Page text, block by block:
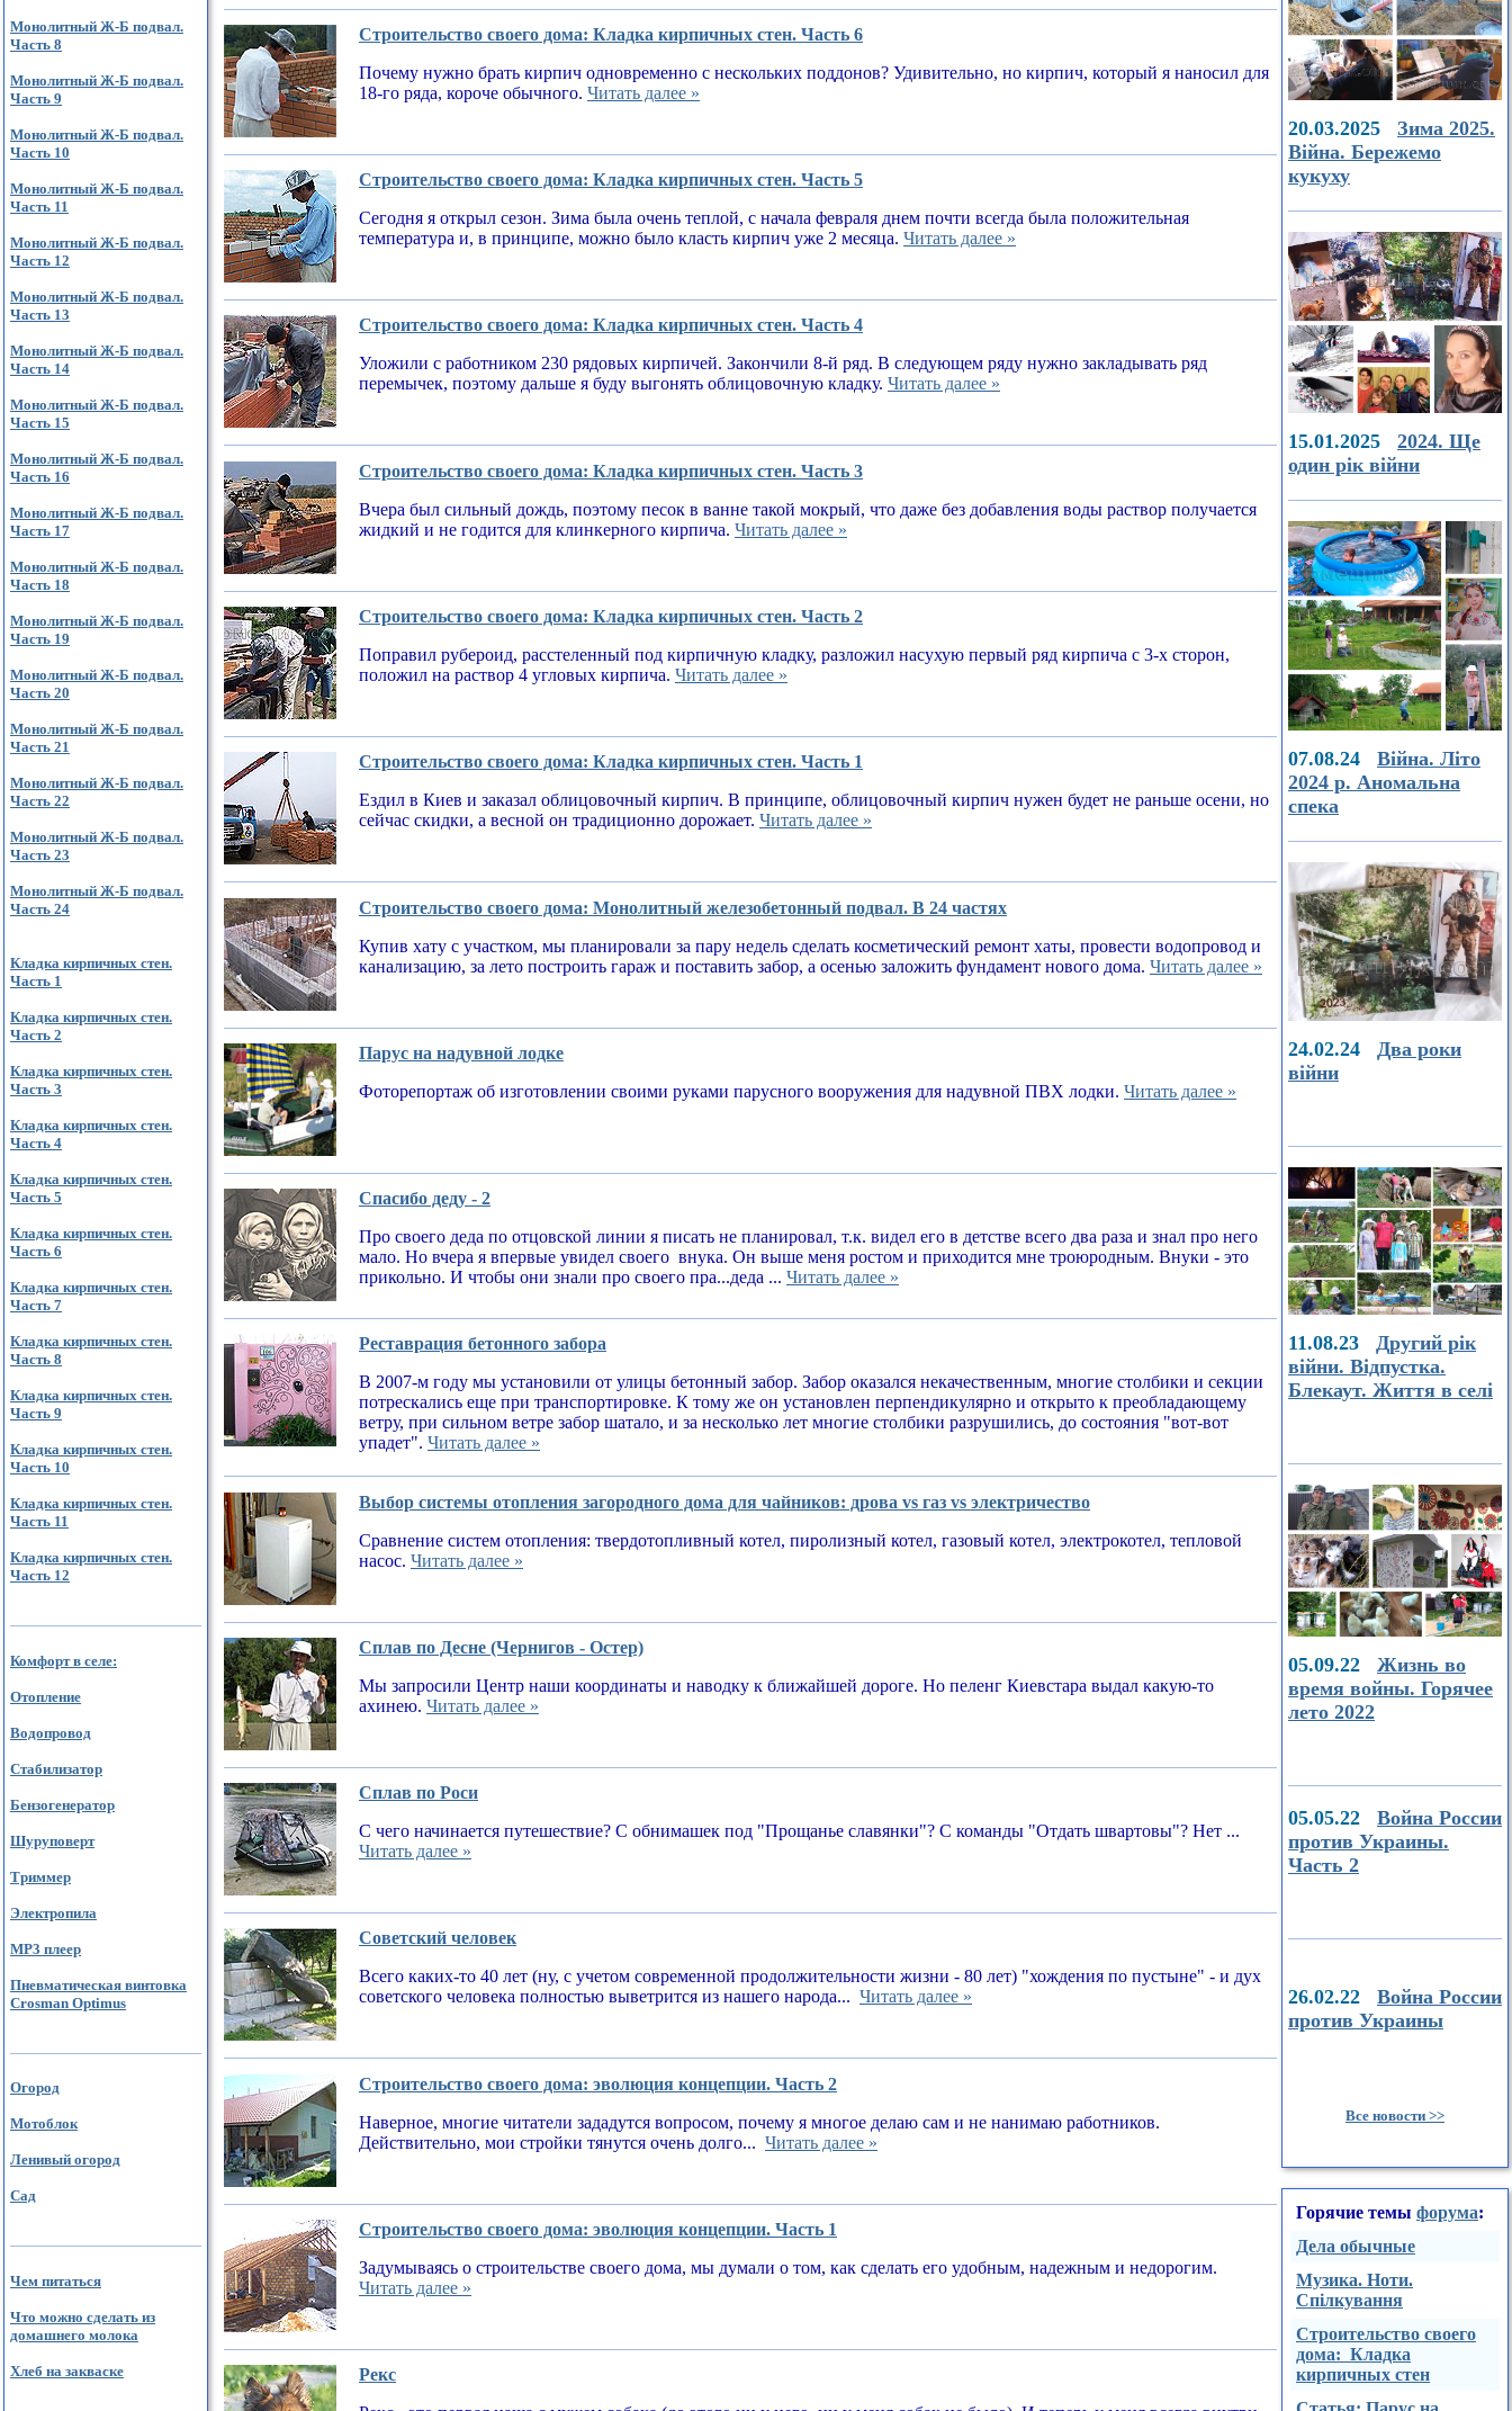
Монолитный Ж-Б подвал.
Часть 8
Монолитный Ж-Б подвал.
Часть 9
Монолитный Ж-Б подвал.
Часть 10
Монолитный Ж-Б подвал.
Часть 11
Монолитный Ж-Б подвал.
Часть 12
Монолитный Ж-Б подвал.
Часть 13
Монолитный Ж-Б подвал.
Часть 14
Монолитный Ж-Б подвал.
Часть 15
Монолитный Ж-Б подвал.
Часть 16
Монолитный Ж-Б подвал.
Часть 17
Монолитный Ж-Б подвал.
Часть 18
Монолитный Ж-Б подвал.
Часть 19
Монолитный Ж-Б подвал.
Часть 20
Монолитный Ж-Б подвал.
Часть 21
Монолитный Ж-Б подвал.
Часть 22
Монолитный Ж-Б подвал.
Часть 23
Монолитный Ж-Б подвал.
Часть 24
Кладка кирпичных стен.
Часть 1
Кладка кирпичных стен.
Часть 2
Кладка кирпичных стен.
Часть 3
Кладка кирпичных стен.
Часть 4
Кладка кирпичных стен.
Часть 5
Кладка кирпичных стен.
Часть 6
Кладка кирпичных стен.
Часть 7
Кладка кирпичных стен.
Часть 8
Кладка кирпичных стен.
Часть 9
Кладка кирпичных стен.
Часть 10
Кладка кирпичных стен.
Часть 11
Кладка кирпичных стен.
Часть 12
Комфорт в селе:
Отопление
Водопровод
Стабилизатор
Бензогенератор
Шуруповерт
Триммер
Электропила
MP3 плеер
Пневматическая винтовка
Crosman Optimus
Огород
Мотоблок
Ленивый огород
Сад
Чем питаться
Что можно сделать из
домашнего молока
Хлеб на закваске
Строительство своего дома: Кладка кирпичных стен. Часть 6
Почему нужно брать кирпич одновременно с нескольких поддонов? Удивительно, но кирпич, который я наносил для
18-го ряда, короче обычного. Читать далее »
Строительство своего дома: Кладка кирпичных стен. Часть 5
Сегодня я открыл сезон. Зима была очень теплой, с начала февраля днем почти всегда была положительная
температура и, в принципе, можно было класть кирпич уже 2 месяца. Читать далее »
Строительство своего дома: Кладка кирпичных стен. Часть 4
Уложили с работником 230 рядовых кирпичей. Закончили 8-й ряд. В следующем ряду нужно закладывать ряд
перемычек, поэтому дальше я буду выгонять облицовочную кладку. Читать далее »
Строительство своего дома: Кладка кирпичных стен. Часть 3
Вчера был сильный дождь, поэтому песок в ванне такой мокрый, что даже без добавления воды раствор получается
жидкий и не годится для клинкерного кирпича. Читать далее »
Строительство своего дома: Кладка кирпичных стен. Часть 2
Поправил рубероид, расстеленный под кирпичную кладку, разложил насухую первый ряд кирпича с 3-х сторон,
положил на раствор 4 угловых кирпича. Читать далее »
Строительство своего дома: Кладка кирпичных стен. Часть 1
Ездил в Киев и заказал облицовочный кирпич. В принципе, облицовочный кирпич нужен будет не раньше осени, но
сейчас скидки, а весной он традиционно дорожает. Читать далее »
Строительство своего дома: Монолитный железобетонный подвал. В 24 частях
Купив хату с участком, мы планировали за пару недель сделать косметический ремонт хаты, провести водопровод и
канализацию, за лето построить гараж и поставить забор, а осенью заложить фундамент нового дома. Читать далее »
Парус на надувной лодке
Фоторепортаж об изготовлении своими руками парусного вооружения для надувной ПВХ лодки. Читать далее »
Спасибо деду - 2
Про своего деда по отцовской линии я писать не планировал, т.к. видел его в детстве всего два раза и знал про него
мало. Но вчера я впервые увидел своего внука. Он выше меня ростом и приходится мне троюродным. Внуки - это
прикольно. И чтобы они знали про своего пра...деда ... Читать далее »
Реставрация бетонного забора
В 2007-м году мы установили от улицы бетонный забор. Забор оказался некачественным, многие столбики и секции
потрескались еще при транспортировке. К тому же он установлен перпендикулярно и открыто к преобладающему
ветру, при сильном ветре забор шатало, и за несколько лет многие столбики разрушились, до состояния "вот-вот
упадет". Читать далее »
Выбор системы отопления загородного дома для чайников: дрова vs газ vs электричество
Сравнение систем отопления: твердотопливный котел, пиролизный котел, газовый котел, электрокотел, тепловой
насос. Читать далее »
Сплав по Десне (Чернигов - Остер)
Мы запросили Центр наши координаты и наводку к ближайшей дороге. Но пеленг Киевстара выдал какую-то
ахинею. Читать далее »
Сплав по Роси
С чего начинается путешествие? С обнимашек под "Прощанье славянки"? С команды "Отдать швартовы"? Нет ...
Читать далее »
Советский человек
Всего каких-то 40 лет (ну, с учетом современной продолжительности жизни - 80 лет) "хождения по пустыне" - и дух
советского человека полностью выветрится из нашего народа... Читать далее »
Строительство своего дома: эволюция концепции. Часть 2
Наверное, многие читатели зададутся вопросом, почему я многое делаю сам и не нанимаю работников.
Действительно, мои стройки тянутся очень долго... Читать далее »
Строительство своего дома: эволюция концепции. Часть 1
Задумываясь о строительстве своего дома, мы думали о том, как сделать его удобным, надежным и недорогим.
Читать далее »
Рекс
20.03.2025 Зима 2025.
Війна. Бережемо
кукуху
15.01.2025 2024. Ще
один рік війни
07.08.24 Війна. Літо
2024 р. Аномальна
спека
24.02.24 Два роки
війни
11.08.23 Другий рік
війни. Відпустка.
Блекаут. Життя в селі
05.09.22 Жизнь во
время войны. Горячее
лето 2022
05.05.22 Война России
против Украины.
Часть 2
26.02.22 Война России
против Украины
Все новости >>
Горячие темы форума:
Дела обычные
Музика. Ноти.
Спілкування
Строительство своего
дома: Кладка
кирпичных стен